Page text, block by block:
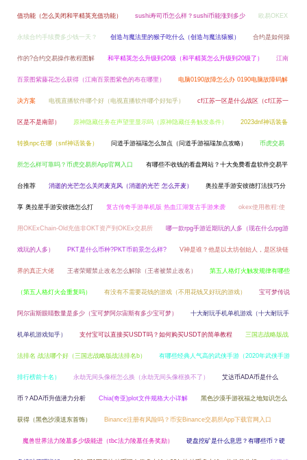
值功能（怎么关闭和平精英充值功能） sushi寿司币怎么样？sushi币能涨到多少 欧易OKEX
永续合约手续费多少钱一天？ 创造与魔法里的猴子吃什么（创造与魔法猿猴） 合约是如何操
作的?合约交易操作教程图解 和平精英怎么升级到20级（和平精英怎么升级到20级了） 江南
百景图紫藤花怎么获得（江南百景图紫色的布在哪里） 电脑0190故障怎么办 0190电脑故障码解
决方案 电视直播软件哪个好（电视直播软件哪个好知乎） cf江苏一区是什么战区（cf江苏一
区是不是南部） 原神隐藏任务在声望里显示吗（原神隐藏任务触发条件） 2023dnf神话装备
转换npc在哪（snf神话装备） 问道手游福瑞怎么加点（问道手游福瑞加点攻略） 币虎交易
所怎么样可靠吗？币虎交易所App官网入口 有哪些不收钱的看盘网站？十大免费看盘软件交易平
台推荐 消逝的光芒怎么关闭麦克风（消逝的光芒 怎么开麦） 奥拉星手游安彼德打法技巧分
享 奥拉星手游安彼德怎么打 复古传奇手游单机版 热血江湖复古手游来袭 okex使用教程:使
用OKExChain-Old充值非OKT资产到OKEx交易所 哪一款rpg手游近期玩的人多（现在什么rpg游
戏玩的人多） PKT是什么币种?PKT币前景怎么样? V神是谁？他是以太坊创始人，是区块链
界的真正大佬 王者荣耀禁止改名怎么解除（王者被禁止改名） 第五人格灯火触发规律有哪些
（第五人格灯火会重复吗） 有没有不需要花钱的游戏（不用花钱又好玩的游戏） 宝可梦传说
阿尔宙斯眼睛数量是多少（宝可梦阿尔宙斯有多少宝可梦） 十大耐玩手机单机游戏（十大耐玩手
机单机游戏知乎） 支付宝可以直接买USDT吗？如何购买USDT的简单教程 三国志战略版战
法排名 战法哪个好（三国志战略版战法排名b） 有哪些经典人气高的武侠手游（2020年武侠手游
排行榜前十名） 永劫无间头像框怎么换（永劫无间头像框换不了） 艾达币ADA币是什么
币？ADA币升值潜力分析 Chia(奇亚)plot文件规格大小详解 黑色沙漠手游祝福之地知识怎么
获得（黑色沙漠送东首饰） Binance注册有风险吗？币安Binance交易所App下载官网入口
魔兽世界法力陵墓多少级能进（tbc法力陵墓任务奖励） 硬盘挖矿是什么意思？有哪些币？硬